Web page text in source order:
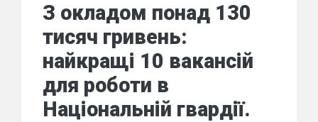
З окладом понад 130
тисяч гривень:
найкращі 10 вакансій
для роботи в
Національній гвардії.